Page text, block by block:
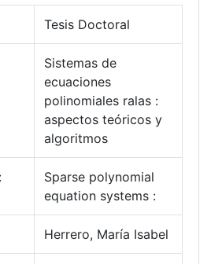
Tesis Doctoral
Sistemas de
ecuaciones
polinomiales ralas :
aspectos teóricos y
algoritmos
Sparse polynomial
equation systems :
Herrero, María Isabel